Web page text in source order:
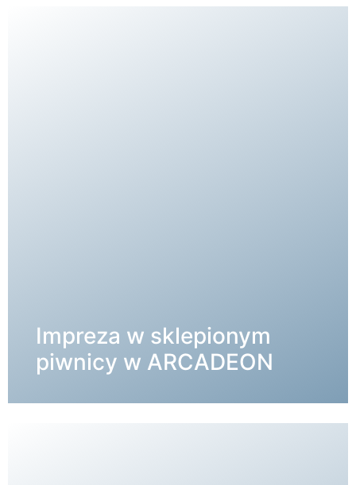
Impreza w sklepionym
piwnicy w ARCADEON
SZCZEGÓŁY →